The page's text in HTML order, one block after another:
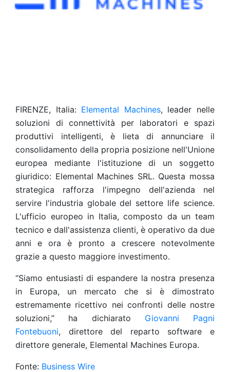
FIRENZE, Italia: Elemental Machines, leader nelle
soluzioni di connettività per laboratori e spazi
produttivi intelligenti, è lieta di annunciare il
consolidamento della propria posizione nell'Unione
europea mediante l'istituzione di un soggetto
giuridico: Elemental Machines SRL. Questa mossa
strategica rafforza l'impegno dell'azienda nel
servire l'industria globale del settore life science.
L'ufficio europeo in Italia, composto da un team
tecnico e dall'assistenza clienti, è operativo da due
anni e ora è pronto a crescere notevolmente
grazie a questo maggiore investimento.
“Siamo entusiasti di espandere la nostra presenza
in Europa, un mercato che si è dimostrato
estremamente ricettivo nei confronti delle nostre
soluzioni,” ha dichiarato Giovanni Pagni
Fontebuoni, direttore del reparto software e
direttore generale, Elemental Machines Europa.
Fonte: Business Wire